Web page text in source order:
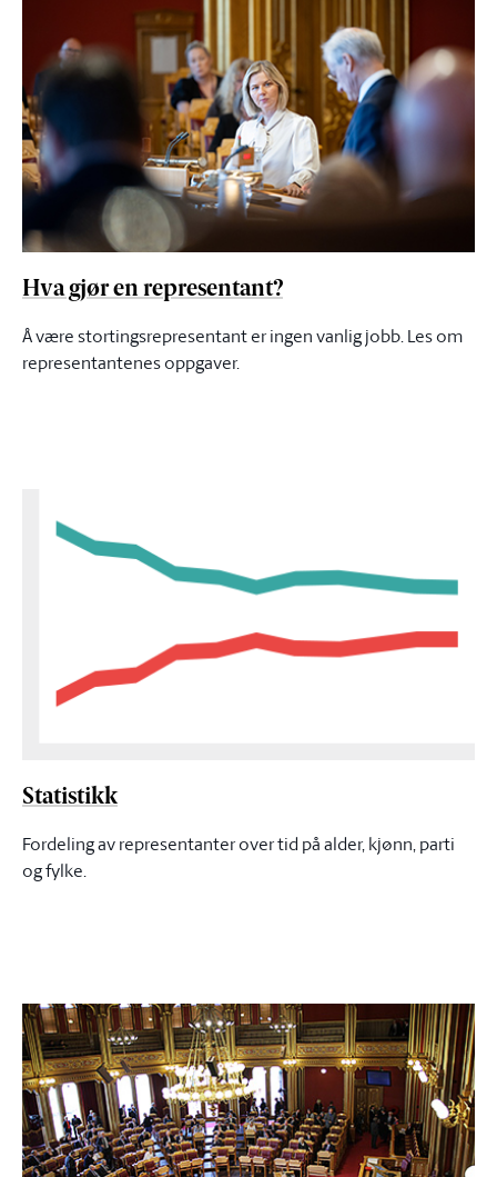
Hva gjør en representant?
Å være stortingsrepresentant er ingen vanlig jobb. Les om
representantenes oppgaver.
Statistikk
Fordeling av representanter over tid på alder, kjønn, parti
og fylke.